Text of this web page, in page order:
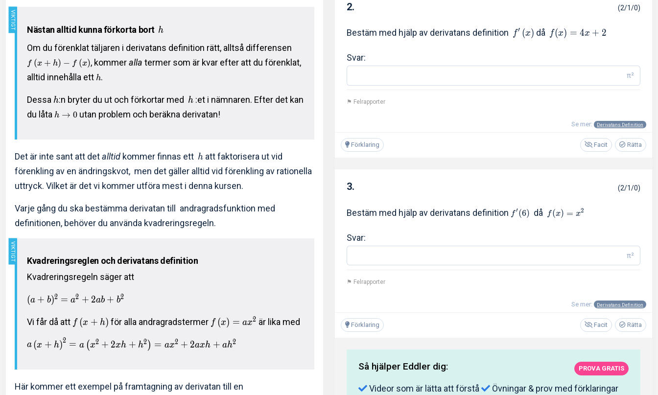
Nästan alltid kunna förkorta bort h
Om du förenklat täljaren i derivatans definition rätt, alltså differensen
f (x + h) − f (x), kommeralla termer som är kvar efter att du förenklat,
alltid innehålla ett h.
Dessa h:n bryter du ut och förkortar med h :et i nämnaren. Efter det kan
du låta h → 0 utan problem och beräkna derivatan!
Det är inte sant att detalltid kommer finnas ett h att faktorisera ut vid
förenkling av en ändringskvot, men det gäller alltid vid förenkling av rationella
uttryck. Vilket är det vi kommer utföra mest i denna kursen.
Varje gång du ska bestämma derivatan till andragradsfunktion med
definitionen, behöver du använda kvadreringsregeln.
Kvadreringsreglen och derivatans definition
Kvadreringsregeln säger att
(a + b)2 = a2 + 2ab + b2
Vi får då att f (x + h) för alla andragradstermer f (x) = ax2 är lika med
a (x + h)2 = a (x2 + 2xh + h2) = ax2 + 2axh + ah2
Här kommer ett exempel på framtagning av derivatan till en
2. (2/1/0)
Bestäm med hjälp av derivatans definition f′ (x) då f(x) = 4x + 2
Svar:
π²
⚑ Felrapporter
Se mer: Derivatans Definition
Förklaring Rätta
Facit
3. (2/1/0)
Bestäm med hjälp av derivatans definition f′(6) då f(x) = x2
Svar:
π²
⚑ Felrapporter
Se mer: Derivatans Definition
Förklaring Rätta
Facit
PROVA GRATIS
Så hjälper Eddler dig:
Videor som är lätta att förstå Övningar & prov med förklaringar